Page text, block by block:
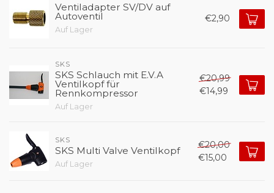
Ventiladapter SV/DV auf
Autoventil
Auf Lager
€2,90
SKS
SKS Schlauch mit E.V.A
Ventilkopf für
Rennkompressor
Auf Lager
€20,99
€14,99
SKS
SKS Multi Valve Ventilkopf
Auf Lager
€20,00
€15,00